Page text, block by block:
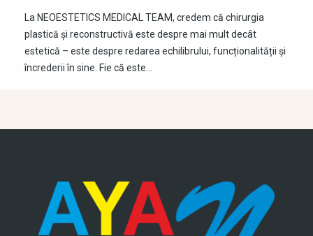
La NEOESTETICS MEDICAL TEAM, credem că chirurgia
plastică și reconstructivă este despre mai mult decât
estetică – este despre redarea echilibrului, funcționalității și
încrederii în sine. Fie că este…